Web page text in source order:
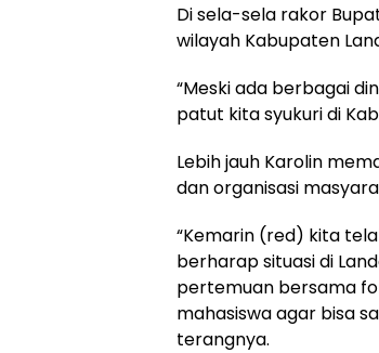
Di sela-sela rakor
wilayah Kabupaten
“Meski ada berbagai
patut kita syukuri di
Lebih jauh Karolin
dan organisasi
“Kemarin (red) kita
berharap situasi di
pertemuan bersama
mahasiswa agar bisa
terangnya.